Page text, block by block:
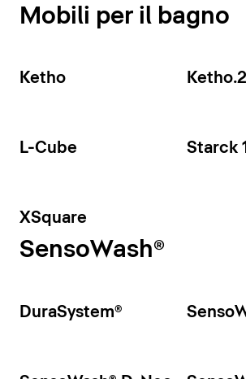
Mobili per il bagno
Ketho Ketho.2
L-Cube Starck 1
XSquare
SensoWash®
DuraSystem®